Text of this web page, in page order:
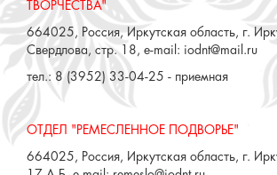
улучшить работу учреждений
культуры?
Напишите — решим!